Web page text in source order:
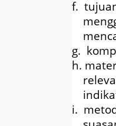
f.
g.
h.
i.